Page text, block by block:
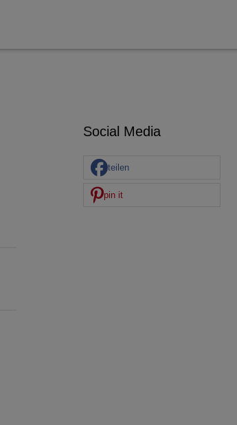
Social Media
teilen
pin it